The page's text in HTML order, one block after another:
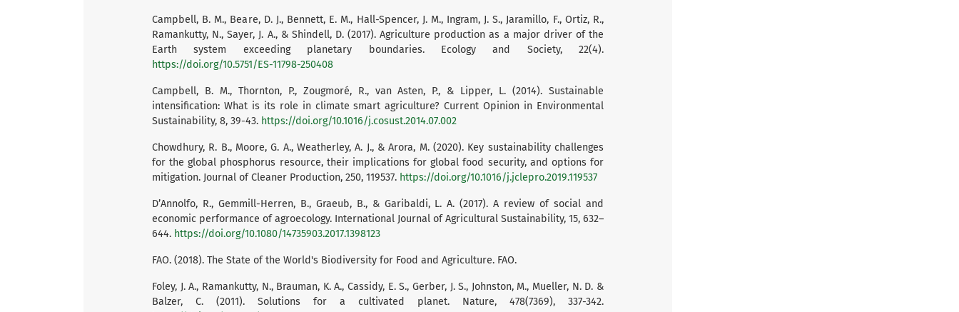
Campbell, B. M., Beare, D. J., Bennett, E. M., Hall-Spencer, J. M., Ingram, J. S., Jaramillo, F., Ortiz, R.,
Ramankutty, N., Sayer, J. A., & Shindell, D. (2017). Agriculture production as a major driver of the
Earth system exceeding planetary boundaries. Ecology and Society, 22(4).
https://doi.org/10.5751/ES-11798-250408
Campbell, B. M., Thornton, P., Zougmoré, R., van Asten, P., & Lipper, L. (2014). Sustainable
intensification: What is its role in climate smart agriculture? Current Opinion in Environmental
Sustainability, 8, 39-43. https://doi.org/10.1016/j.cosust.2014.07.002
Chowdhury, R. B., Moore, G. A., Weatherley, A. J., & Arora, M. (2020). Key sustainability challenges
for the global phosphorus resource, their implications for global food security, and options for
mitigation. Journal of Cleaner Production, 250, 119537. https://doi.org/10.1016/j.jclepro.2019.119537
D’Annolfo, R., Gemmill-Herren, B., Graeub, B., & Garibaldi, L. A. (2017). A review of social and
economic performance of agroecology. International Journal of Agricultural Sustainability, 15, 632–
644. https://doi.org/10.1080/14735903.2017.1398123
FAO. (2018). The State of the World's Biodiversity for Food and Agriculture. FAO.
Foley, J. A., Ramankutty, N., Brauman, K. A., Cassidy, E. S., Gerber, J. S., Johnston, M., Mueller, N. D. &
Balzer, C. (2011). Solutions for a cultivated planet. Nature, 478(7369), 337-342.